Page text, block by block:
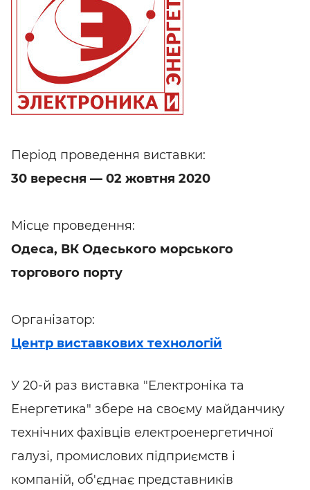
Період проведення виставки:
30 вересня — 02 жовтня 2020
Місце проведення:
Одеса, ВК Одеського морського
торгового порту
Організатор:
Центр виставкових технологій
У 20-й раз виставка "Електроніка та
Енергетика" збере на своєму майданчику
технічних фахівців електроенергетичної
галузі, промислових підприємств і
компаній, об'єднає представників